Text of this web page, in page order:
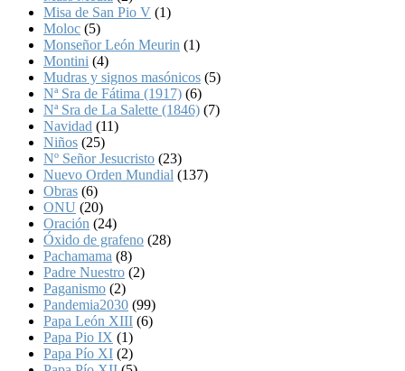
Misa de San Pio V (1)
Moloc (5)
Monseñor León Meurin (1)
Montini (4)
Mudras y signos masónicos (5)
Nª Sra de Fátima (1917) (6)
Nª Sra de La Salette (1846) (7)
Navidad (11)
Niños (25)
Nº Señor Jesucristo (23)
Nuevo Orden Mundial (137)
Obras (6)
ONU (20)
Oración (24)
Óxido de grafeno (28)
Pachamama (8)
Padre Nuestro (2)
Paganismo (2)
Pandemia2030 (99)
Papa León XIII (6)
Papa Pio IX (1)
Papa Pío XI (2)